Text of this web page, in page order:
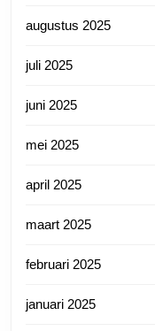
augustus 2025
juli 2025
juni 2025
mei 2025
april 2025
maart 2025
februari 2025
januari 2025